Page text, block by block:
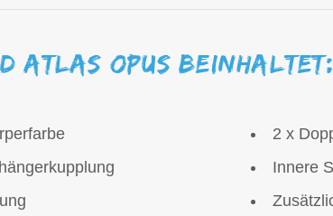
Atlas OPUS beinhaltet:
2 x
Innere